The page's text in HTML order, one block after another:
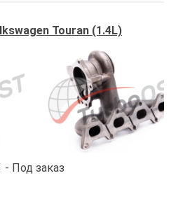
Touran (1.4L)
Под заказ